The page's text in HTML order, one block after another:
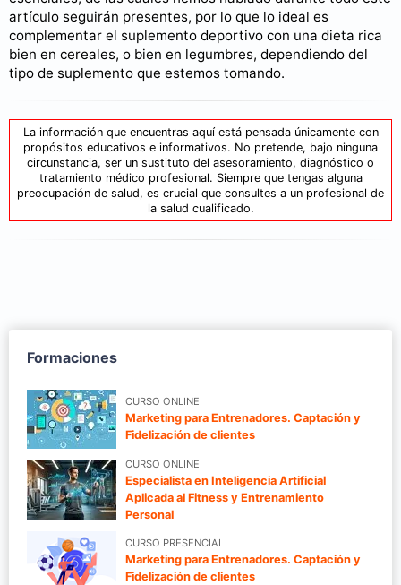
artículo seguirán presentes, por lo que lo ideal es
complementar el suplemento deportivo con una dieta rica
bien en cereales, o bien en legumbres, dependiendo del
tipo de suplemento que estemos tomando.
La información que encuentras aquí está pensada únicamente con
propósitos educativos e informativos. No pretende, bajo ninguna
circunstancia, ser un sustituto del asesoramiento, diagnóstico o
tratamiento médico profesional. Siempre que tengas alguna
preocupación de salud, es crucial que consultes a un profesional de
la salud cualificado.
Formaciones
CURSO ONLINE
Marketing para Entrenadores. Captación y
Fidelización de clientes
CURSO ONLINE
Especialista en Inteligencia Artificial
Aplicada al Fitness y Entrenamiento
Personal
CURSO PRESENCIAL
Marketing para Entrenadores. Captación y
Fidelización de clientes